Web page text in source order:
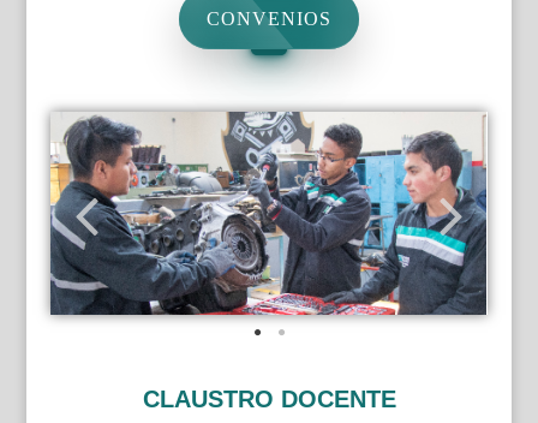
CONVENIOS
CLAUSTRO DOCENTE